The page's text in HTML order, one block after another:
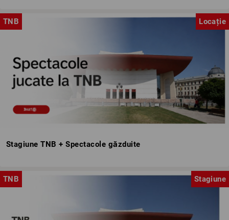
TNB Locație
Stagiune TNB + Spectacole găzduite
TNB Stagiune